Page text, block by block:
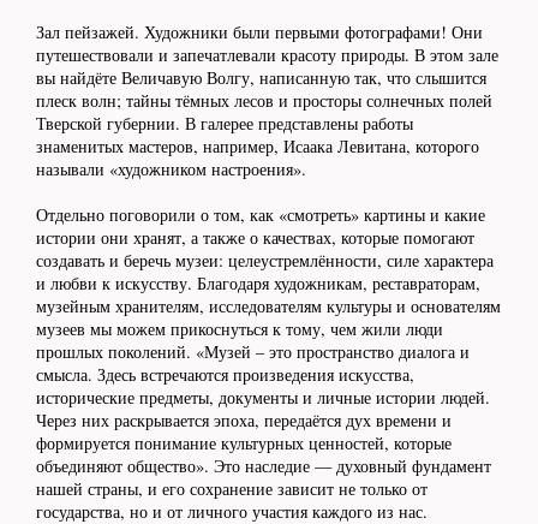
Зал пейзажей. Художники были первыми фотографами! Они
путешествовали и запечатлевали красоту природы. В этом зале
вы найдёте Величавую Волгу, написанную так, что слышится
плеск волн; тайны тёмных лесов и просторы солнечных полей
Тверской губернии. В галерее представлены работы
знаменитых мастеров, например, Исаака Левитана, которого
называли «художником настроения».
Отдельно поговорили о том, как «смотреть» картины и какие
истории они хранят, а также о качествах, которые помогают
создавать и беречь музеи: целеустремлённости, силе характера
и любви к искусству. Благодаря художникам, реставраторам,
музейным хранителям, исследователям культуры и основателям
музеев мы можем прикоснуться к тому, чем жили люди
прошлых поколений. «Музей – это пространство диалога и
смысла. Здесь встречаются произведения искусства,
исторические предметы, документы и личные истории людей.
Через них раскрывается эпоха, передаётся дух времени и
формируется понимание культурных ценностей, которые
объединяют общество». Это наследие — духовный фундамент
нашей страны, и его сохранение зависит не только от
государства, но и от личного участия каждого из нас.